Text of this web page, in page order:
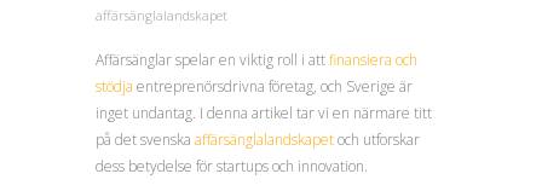
affärsänglalandskapet
Affärsänglar spelar en viktig roll i attfinansiera och
stödja entreprenörsdrivna företag, och Sverige är
inget undantag. I denna artikel tar vi en närmare titt
på det svenska affärsänglalandskapetoch utforskar
dess betydelse för startups och innovation.